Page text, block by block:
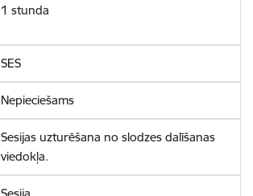
1 stunda
SES
Nepieciešams
Sesijas uzturēšana no slodzes dalīšanas
viedokļa.